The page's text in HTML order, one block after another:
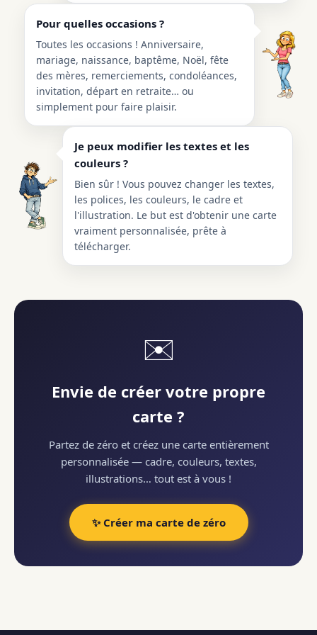
Pour quelles occasions ?
Toutes les occasions ! Anniversaire,
mariage, naissance, baptême, Noël, fête
des mères, remerciements, condoléances,
invitation, départ en retraite… ou
simplement pour faire plaisir.
Je peux modifier les textes et les
couleurs ?
Bien sûr ! Vous pouvez changer les textes,
les polices, les couleurs, le cadre et
l'illustration. Le but est d'obtenir une carte
vraiment personnalisée, prête à
télécharger.
✉️
Envie de créer votre propre
carte ?
Partez de zéro et créez une carte entièrement
personnalisée — cadre, couleurs, textes,
illustrations… tout est à vous !
✨ Créer ma carte de zéro